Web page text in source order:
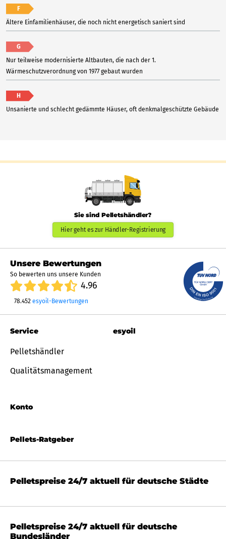
F
Ältere Einfamilienhäuser, die noch nicht energetisch saniert sind
G
Nur teilweise modernisierte Altbauten, die nach der 1.
Wärmeschutzverordnung von 1977 gebaut wurden
H
Unsanierte und schlecht gedämmte Häuser, oft denkmalgeschützte Gebäude
Sie sind Pelletshändler?
Hier geht es zur Händler-Registrierung
Unsere Bewertungen
So bewerten uns unsere Kunden
4.96
78.452 esyoil-Bewertungen
Pellets-Ratgeber
Service
Pelletshändler
Qualitätsmanagement
Konto
esyoil
Pelletspreise 24/7 aktuell für deutsche Städte
Pelletspreise 24/7 aktuell für deutsche
Bundesländer